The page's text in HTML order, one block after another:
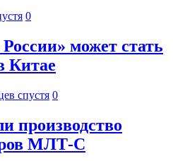
0
может стать
Китае
спустя 0
производство
МЛТ-С